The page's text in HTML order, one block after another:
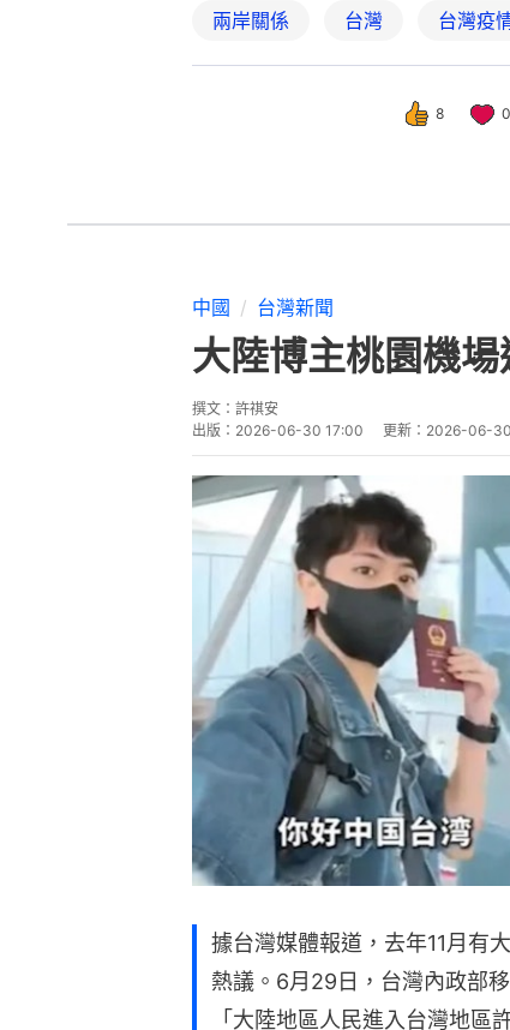
兩岸關係 台灣 台灣疫
8 0
中國 台灣新聞
大陸博主桃園機
撰文： 許祺安
出版： 2026-06-30 17:00 更新： 2026-06-
據台灣媒體報道，去年11月有
熱議。6月29日，台灣內政部
「大陸地區人民進入台灣地區